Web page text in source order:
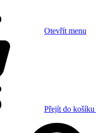
Otevřít menu
Přejít do košíku